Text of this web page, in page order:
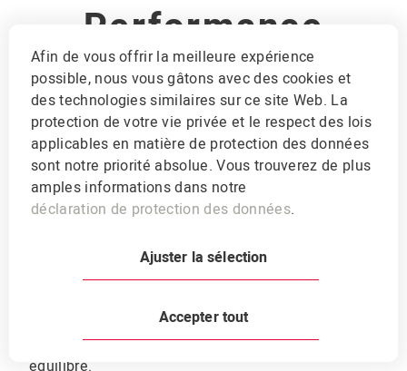
Performance
18.5%, Combifloc
IPS/AQ
Aliment complémentaire à un aliment de
base équilibré. combifloc avec des flocons
traités hydrothermiquement.
Structure PB:185 g
Aliment complémentaire à un aliment de base
équilibré.
Afin de vous offrir la meilleure expérience
possible, nous vous gâtons avec des cookies et
des technologies similaires sur ce site Web. La
protection de votre vie privée et le respect des lois
applicables en matière de protection des données
sont notre priorité absolue. Vous trouverez de plus
amples informations dans notre
déclaration de protection des données.
Ajuster la sélection
Accepter tout